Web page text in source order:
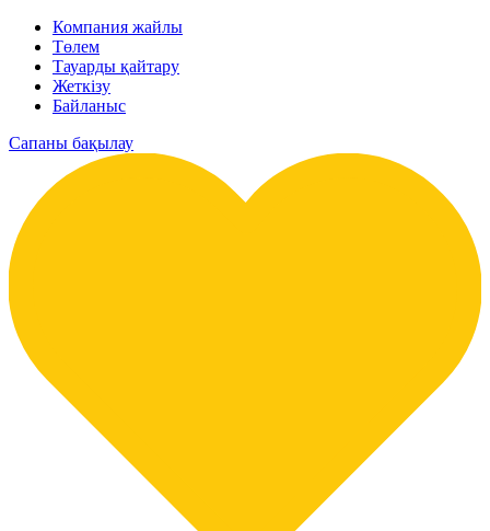
Компания жайлы
Төлем
Тауарды қайтару
Жеткізу
Байланыс
Сапаны бақылау